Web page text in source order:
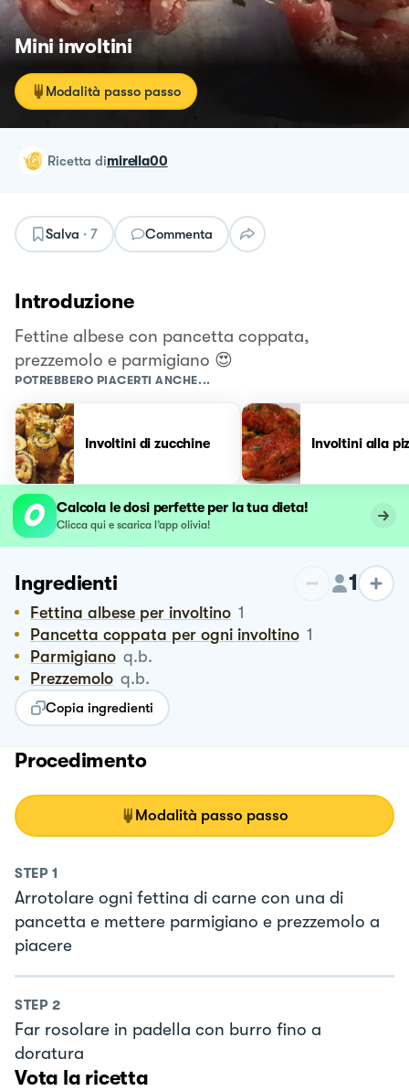
Mini involtini
Modalità passo passo
ricetta dimirella00
Salva · 7 Commenta
Introduzione
Fettine albese con pancetta coppata,
prezzemolo e parmigiano 😍
POTREBBERO PIACERTI ANCHE...
Involtini di zucchine Involtini alla
Calcola le dosi perfette per la tua dieta!
Clicca qui e scarica l’app olivia!
Ingredienti 1
Fettina albese per involtino 1
Pancetta coppata per ogni involtino 1
Parmigiano q.b.
Prezzemolo q.b.
Copia ingredienti
Procedimento
Modalità passo passo
STEP 1
Arrotolare ogni fettina di carne con una di
pancetta e mettere parmigiano e prezzemolo a
piacere
STEP 2
Far rosolare in padella con burro fino a
doratura
Vota la ricetta